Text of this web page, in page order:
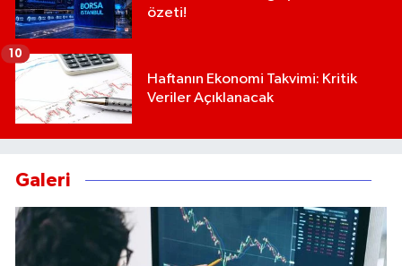
özeti!
Haftanın Ekonomi Takvimi: Kritik
Veriler Açıklanacak
10
Galeri